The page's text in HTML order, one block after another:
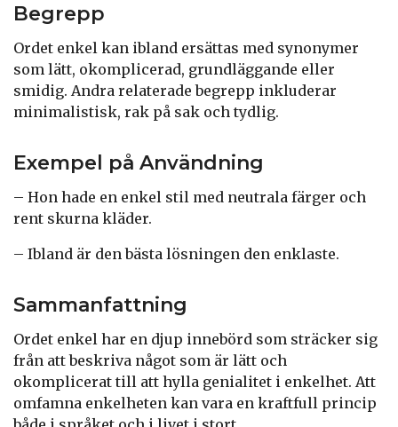
Begrepp
Ordet enkel kan ibland ersättas med synonymer
som lätt, okomplicerad, grundläggande eller
smidig. Andra relaterade begrepp inkluderar
minimalistisk, rak på sak och tydlig.
Exempel på Användning
– Hon hade en enkel stil med neutrala färger och
rent skurna kläder.
– Ibland är den bästa lösningen den enklaste.
Sammanfattning
Ordet enkel har en djup innebörd som sträcker sig
från att beskriva något som är lätt och
okomplicerat till att hylla genialitet i enkelhet. Att
omfamna enkelheten kan vara en kraftfull princip